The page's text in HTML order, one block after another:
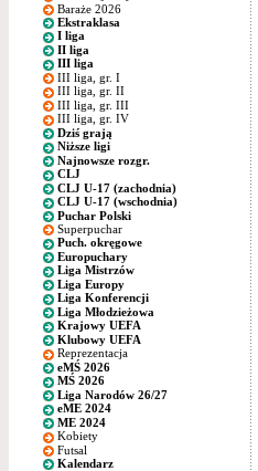
Baraże 2026
Ekstraklasa
I liga
II liga
III liga
III liga, gr. I
III liga, gr. II
III liga, gr. III
III liga, gr. IV
Dziś grają
Niższe ligi
Najnowsze rozgr.
CLJ
CLJ U-17 (zachodnia)
CLJ U-17 (wschodnia)
Puchar Polski
Superpuchar
Puch. okręgowe
Europuchary
Liga Mistrzów
Liga Europy
Liga Konferencji
Liga Młodzieżowa
Krajowy UEFA
Klubowy UEFA
Reprezentacja
eMŚ 2026
MŚ 2026
Liga Narodów 26/27
eME 2024
ME 2024
Kobiety
Futsal
Kalendarz